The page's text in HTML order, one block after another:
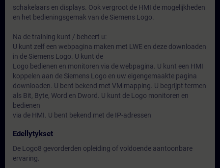
schakelaars en displays. Ook vergroot de HMI de mogelijkheden
en het bedieningsgemak van de Siemens Logo.
Na de training kunt / beheert u:
U kunt zelf een webpagina maken met LWE en deze downloaden
in de Siemens Logo. U kunt de
Logo bedienen en monitoren via de webpagina. U kunt een HMI
koppelen aan de Siemens Logo en uw eigengemaakte pagina
downloaden. U bent bekend met VM mapping. U begrijpt termen
als Bit, Byte, Word en Dword. U kunt de Logo monitoren en
bedienen
via de HMI. U bent bekend met de IP-adressen
Edellytykset
De Logo8 gevorderden opleiding of voldoende aantoonbare
ervaring.